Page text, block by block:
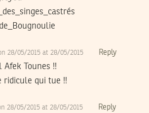
28/05/2015 at 28/05/2015 Reply
Afek Tounes !!
ridicule qui tue !!
28/05/2015 at 28/05/2015 Reply